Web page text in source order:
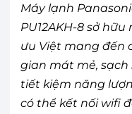
Máy lạnh
PU12AKH-8 sở
ưu Việt mang đến
gian mát mẻ, sạch
tiết kiệm năng
có thể kết nối wifi